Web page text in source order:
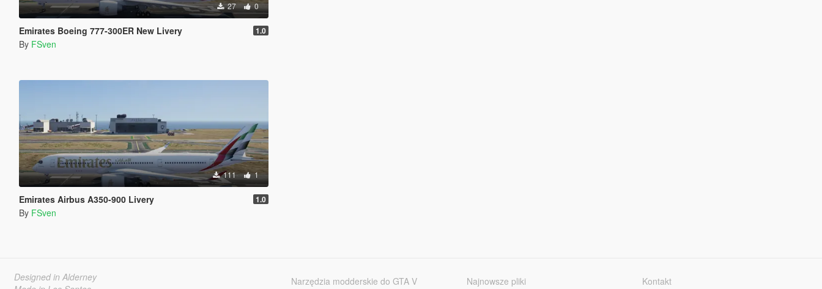
27 0
Emirates Boeing 777-300ER New Livery 1.0
By FSven
111 1
Emirates Airbus A350-900 Livery 1.0
By FSven
Designed in Alderney
Narzędzia modderskie do GTA V
Najnowsze pliki
Kontakt